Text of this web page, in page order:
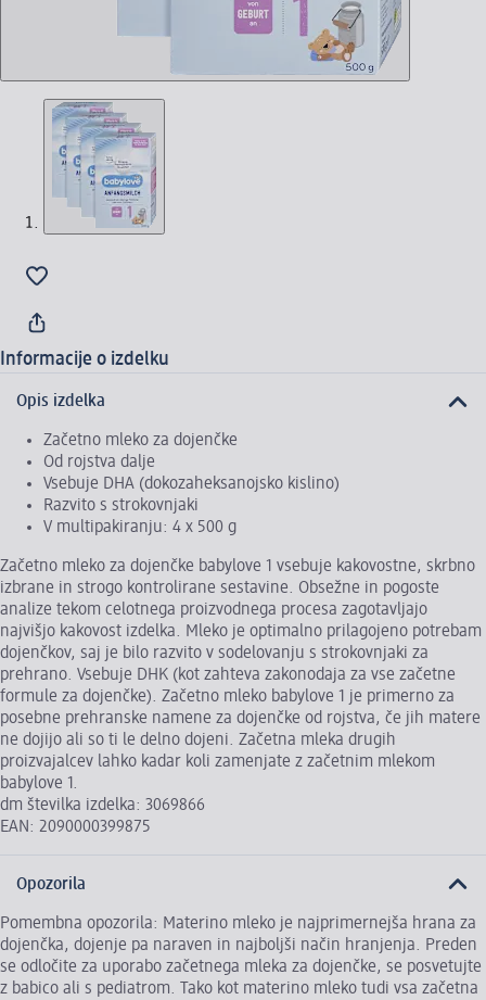
Informacije o izdelku
Opis izdelka
Začetno mleko za dojenčke
Od rojstva dalje
Vsebuje DHA (dokozaheksanojsko kislino)
Razvito s strokovnjaki
V multipakiranju: 4 x 500 g
Začetno mleko za dojenčke babylove 1 vsebuje kakovostne, skrbno
izbrane in strogo kontrolirane sestavine. Obsežne in pogoste
analize tekom celotnega proizvodnega procesa zagotavljajo
najvišjo kakovost izdelka. Mleko je optimalno prilagojeno potrebam
dojenčkov, saj je bilo razvito v sodelovanju s strokovnjaki za
prehrano. Vsebuje DHK (kot zahteva zakonodaja za vse začetne
formule za dojenčke). Začetno mleko babylove 1 je primerno za
posebne prehranske namene za dojenčke od rojstva, če jih matere
ne dojijo ali so ti le delno dojeni. Začetna mleka drugih
proizvajalcev lahko kadar koli zamenjate z začetnim mlekom
babylove 1.
dm številka izdelka: 3069866
EAN: 2090000399875
Opozorila
Pomembna opozorila: Materino mleko je najprimernejša hrana za
dojenčka, dojenje pa naraven in najboljši način hranjenja. Preden
se odločite za uporabo začetnega mleka za dojenčke, se posvetujte
z babico ali s pediatrom. Tako kot materino mleko tudi vsa začetna